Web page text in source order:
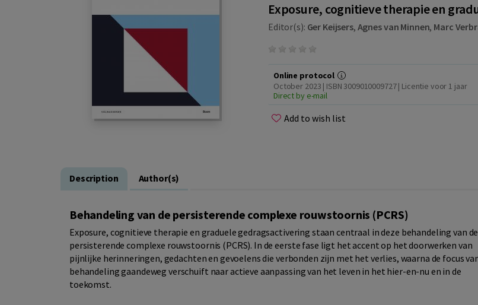
Exposure, cognitieve therapie en
Editor(s): Ger Keijsers, Agnes van Minnen, Marc
Online protocol
October 2023 | ISBN 3009010009727 | Licentie voor 1 jaar
Direct by e-mail
Add to wish list
Description Author(s)
Behandeling van de persisterende complexe rouwstoornis (PCRS)
Exposure, cognitieve therapie en graduele gedragsactivering staan centraal in deze behandeling van de
persisterende complexe rouwstoornis (PCRS). In de eerste fase ligt het accent op het doorwerken van
pijnlijke herinneringen, gedachten en gevoelens die verbonden zijn met het verlies, waarna de focus
behandeling gaandeweg verschuift naar actieve aanpassing van het leven in het hier-en-nu en in de
toekomst.